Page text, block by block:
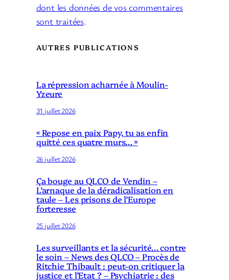
dont les données de vos commentaires
sont traitées.
AUTRES PUBLICATIONS
La répression acharnée à Moulin-
Yzeure
31 juillet 2026
« Repose en paix Papy, tu as enfin
quitté ces quatre murs… »
26 juillet 2026
Ça bouge au QLCO de Vendin –
L’arnaque de la déradicalisation en
taule – Les prisons de l’Europe
forteresse
25 juillet 2026
Les surveillants et la sécurité… contre
le soin – News des QLCO – Procès de
Ritchie Thibault : peut-on critiquer la
justice et l’Etat ? – Psychiatrie : des